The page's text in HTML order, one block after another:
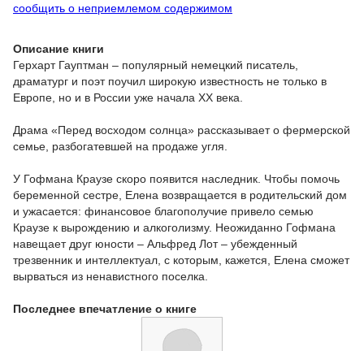
сообщить о неприемлемом содержимом
Описание книги
Герхарт Гауптман – популярный немецкий писатель,
драматург и поэт поучил широкую известность не только в
Европе, но и в России уже начала XX века.
Драма «Перед восходом солнца» рассказывает о фермерской
семье, разбогатевшей на продаже угля.
У Гофмана Краузе скоро появится наследник. Чтобы помочь
беременной сестре, Елена возвращается в родительский дом
и ужасается: финансовое благополучие привело семью
Краузе к вырождению и алкоголизму. Неожиданно Гофмана
навещает друг юности – Альфред Лот – убежденный
трезвенник и интеллектуал, с которым, кажется, Елена сможет
вырваться из ненавистного поселка.
Последнее впечатление о книге